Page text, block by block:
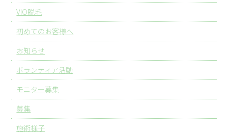
VIO脱毛
初めてのお客様へ
お知らせ
ボランティア活動
モニター募集
募集
施術様子